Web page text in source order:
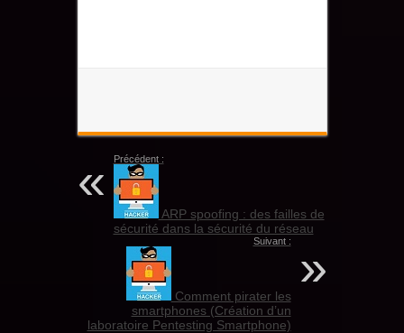
Précédent :
ARP spoofing : des failles de
sécurité dans la sécurité du réseau
Suivant :
Comment pirater les
smartphones (Création d’un
laboratoire Pentesting Smartphone)